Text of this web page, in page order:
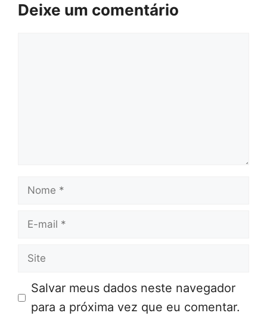
Deixe um comentário
Nome
E-
Site
Salvar meus dados neste navegador
para a próxima vez que eu comentar.